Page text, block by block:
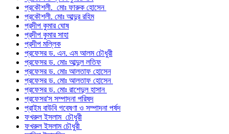
প্রকৌশলী. মোঃ ফারুক হোসেন
প্রকৌশলী. মোঃ আব্দুর রহিম
প্রদীপ কুমার ঘোষ
প্রদীপ কুমার সাহা
প্রদীপ মল্লিক
প্রফেসর ড. এন. এম আলম চৌধুরী
প্রফেসর ড. মোঃ আব্দুল লতিফ
প্রফেসর ড. মোঃ আলতাফ হোসেন
প্রফেসর ড. মোঃ আলতাফ হোসেন
প্রফেসর ড. মোঃ রাশেদুল হাসান
প্রফেসর'স সম্পাদনা পরিষদ
প্রাইম বাউবি গবেষণা ও সম্পাদনা পর্ষদ
ফখরুল ইসলাম চৌধুরী
ফখরুল ইসলাম চৌধুরী